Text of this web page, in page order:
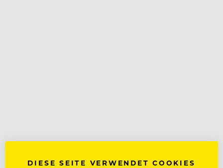
DIESE SEITE VERWENDET COOKIES